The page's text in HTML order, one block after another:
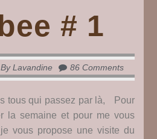
# 1
ByLavandine 86 Comments
tous qui passez par là, Pour
la semaine et pour me vous
vous propose une visite du